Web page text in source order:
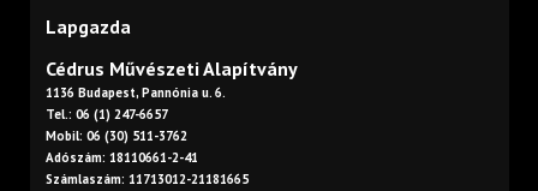
Lapgazda
Cédrus Művészeti Alapítvány
1136 Budapest, Pannónia u. 6.
Tel.: 06 (1) 247-6657
Mobil: 06 (30) 511-3762
Adószám: 18110661-2-41
Számlaszám: 11713012-21181665